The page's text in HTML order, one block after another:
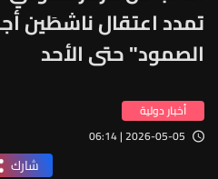
تمدد اعتقال ناشطَين
الصمود" حتى الأحد
أخبار دولية
2026-05-05 | 06:14
شارك